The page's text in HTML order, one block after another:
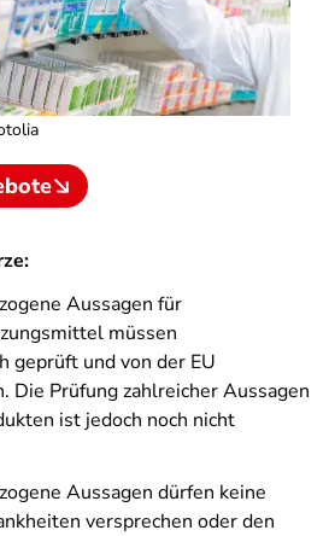
Aussagen für
müssen
geprüft und von der EU
Die Prüfung zahlreicher Aussagen
ist jedoch noch nicht
Aussagen dürfen keine
versprechen oder den